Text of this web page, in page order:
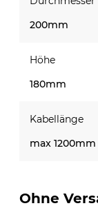
200mm
Höhe
180mm
Kabellänge
max 1200mm
Ohne